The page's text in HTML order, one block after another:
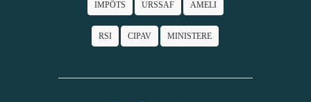
IMPÔTS URSSAF AMELI
RSI CIPAV MINISTERE